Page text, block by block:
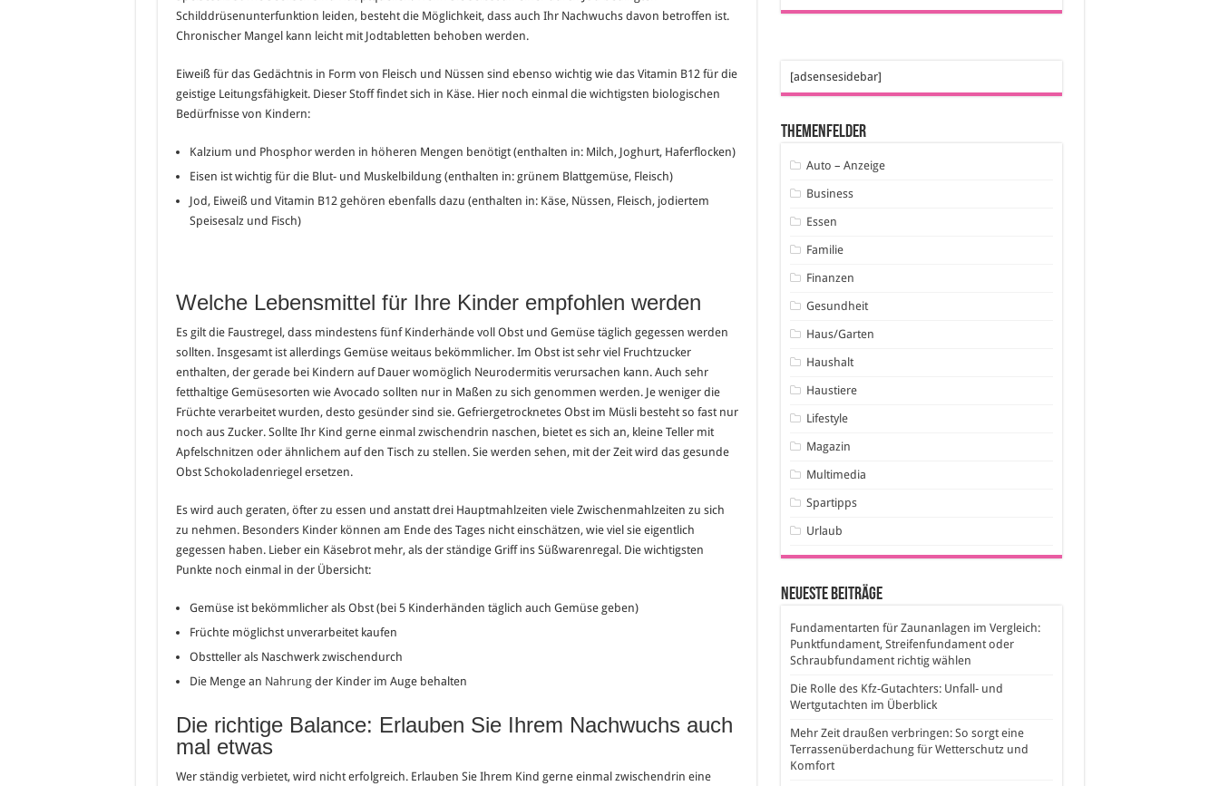
Schilddrüsenunterfunktion leiden, besteht die Möglichkeit, dass auch Ihr Nachwuchs davon betroffen ist.
Chronischer Mangel kann leicht mit Jodtabletten behoben werden.
Eiweiß für das Gedächtnis in Form von Fleisch und Nüssen sind ebenso wichtig wie das Vitamin B12 für die
geistige Leitungsfähigkeit. Dieser Stoff findet sich in Käse. Hier noch einmal die wichtigsten biologischen
Bedürfnisse von Kindern:
Kalzium und Phosphor werden in höheren Mengen benötigt (enthalten in: Milch, Joghurt, Haferflocken)
Eisen ist wichtig für die Blut- und Muskelbildung (enthalten in: grünem Blattgemüse, Fleisch)
Jod, Eiweiß und Vitamin B12 gehören ebenfalls dazu (enthalten in: Käse, Nüssen, Fleisch, jodiertem
Speisesalz und Fisch)
Welche Lebensmittel für Ihre Kinder empfohlen werden
Es gilt die Faustregel, dass mindestens fünf Kinderhände voll Obst und Gemüse täglich gegessen werden
sollten. Insgesamt ist allerdings Gemüse weitaus bekömmlicher. Im Obst ist sehr viel Fruchtzucker
enthalten, der gerade bei Kindern auf Dauer womöglich Neurodermitis verursachen kann. Auch sehr
fetthaltige Gemüsesorten wie Avocado sollten nur in Maßen zu sich genommen werden. Je weniger die
Früchte verarbeitet wurden, desto gesünder sind sie. Gefriergetrocknetes Obst im Müsli besteht so fast nur
noch aus Zucker. Sollte Ihr Kind gerne einmal zwischendrin naschen, bietet es sich an, kleine Teller mit
Apfelschnitzen oder ähnlichem auf den Tisch zu stellen. Sie werden sehen, mit der Zeit wird das gesunde
Obst Schokoladenriegel ersetzen.
Es wird auch geraten, öfter zu essen und anstatt drei Hauptmahlzeiten viele Zwischenmahlzeiten zu sich
zu nehmen. Besonders Kinder können am Ende des Tages nicht einschätzen, wie viel sie eigentlich
gegessen haben. Lieber ein Käsebrot mehr, als der ständige Griff ins Süßwarenregal. Die wichtigsten
Punkte noch einmal in der Übersicht:
Gemüse ist bekömmlicher als Obst (bei 5 Kinderhänden täglich auch Gemüse geben)
Früchte möglichst unverarbeitet kaufen
Obstteller als Naschwerk zwischendurch
Die Menge an Nahrungder Kinder im Auge behalten
Die richtige Balance: Erlauben Sie Ihrem Nachwuchs auch
mal etwas
Wer ständig verbietet, wird nicht erfolgreich. Erlauben Sie Ihrem Kind gerne einmal zwischendrin eine
[adsensesidebar]
Themenfelder
Auto – Anzeige
Business
Essen
Familie
Finanzen
Gesundheit
Haus/Garten
Haushalt
Haustiere
Lifestyle
Magazin
Multimedia
Spartipps
Urlaub
Neueste Beiträge
Fundamentarten für Zaunanlagen im Vergleich:
Punktfundament, Streifenfundament oder
Schraubfundament richtig wählen
Die Rolle des Kfz-Gutachters: Unfall- und
Wertgutachten im Überblick
Mehr Zeit draußen verbringen: So sorgt eine
Terrassenüberdachung für Wetterschutz und
Komfort